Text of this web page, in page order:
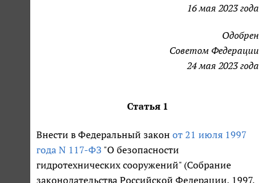
16 мая 2023 года
Одобрен
Советом Федерации
24 мая 2023 года
Статья 1
Внести в Федеральный закон от 21 июля 1997
года N 117-ФЗ "О безопасности
гидротехнических сооружений" (Собрание
законодательства Российской Федерации, 1997,